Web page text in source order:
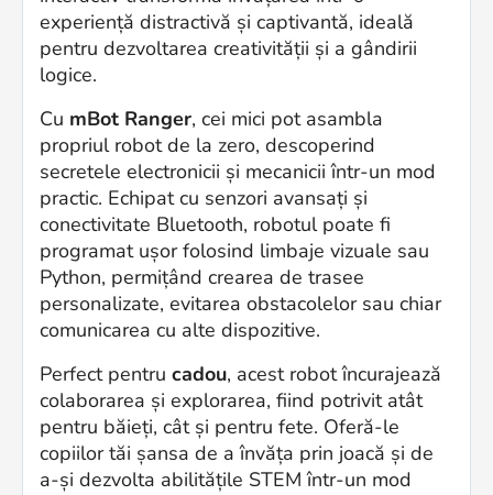
experiență distractivă și captivantă, ideală
pentru dezvoltarea creativității și a gândirii
logice.
Cu mBot Ranger, cei mici pot asambla
propriul robot de la zero, descoperind
secretele electronicii și mecanicii într-un mod
practic. Echipat cu senzori avansați și
conectivitate Bluetooth, robotul poate fi
programat ușor folosind limbaje vizuale sau
Python, permițând crearea de trasee
personalizate, evitarea obstacolelor sau chiar
comunicarea cu alte dispozitive.
Perfect pentru cadou, acest robot încurajează
colaborarea și explorarea, fiind potrivit atât
pentru băieți, cât și pentru fete. Oferă-le
copiilor tăi șansa de a învăța prin joacă și de
a-și dezvolta abilitățile STEM într-un mod